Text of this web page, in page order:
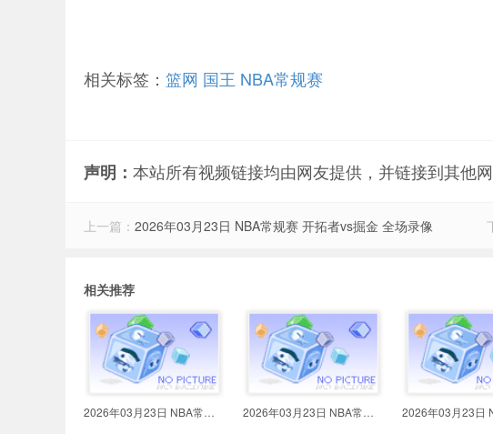
相关标签： 篮网 国王 NBA常规赛
声明： 本站所有视频链接均由网友提供，并链接到其他网
上一篇： 2026年03月23日 NBA常规赛 开拓者vs掘金 全场录像
相关推荐
2026年03月23日 NBA常规赛 猛龙vs 2026年03月23日 NBA常规赛 奇才vs